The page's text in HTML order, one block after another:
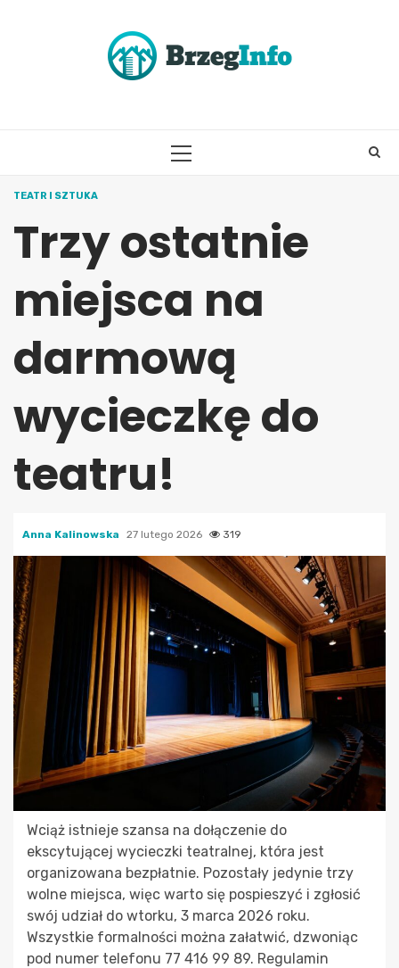
PRIMARY
TEATR I SZTUKA
Trzy ostatnie
miejsca na
darmową
wycieczkę do
teatru!
Anna Kalinowska 27 lutego 2026 319
Wciąż istnieje szansa na dołączenie do
ekscytującej wycieczki teatralnej, która jest
organizowana bezpłatnie. Pozostały jedynie trzy
wolne miejsca, więc warto się pospieszyć i zgłosić
swój udział do wtorku, 3 marca 2026 roku.
Wszystkie formalności można załatwić, dzwoniąc
pod numer telefonu 77 416 99 89. Regulamin